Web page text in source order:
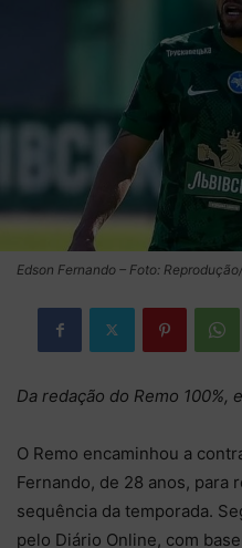
Edson Fernando – Foto:
Da redação do Remo 100%,
O Remo encaminhou a
Fernando, de 28 anos, para
sequência da temporada.
pelo Diário Online, com